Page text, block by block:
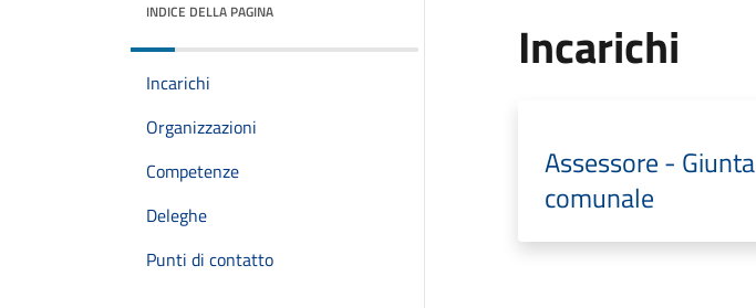
INDICE DELLA PAGINA
Incarichi
Organizzazioni
Competenze
Deleghe
Punti di contatto
Incarichi
Assessore - Giunta
comunale